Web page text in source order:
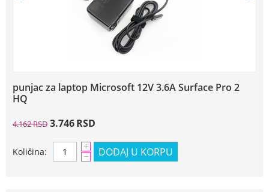
punjac za laptop Microsoft 12V 3.6A Surface Pro 2
HQ
4.162RSD 3.746RSD
Količina: +
− DODAJ U KORPU